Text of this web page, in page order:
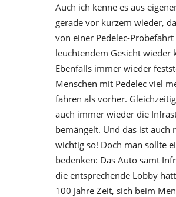
Auch ich kenne es aus
gerade vor kurzem wieder,
von einer Pedelec-
leuchtendem Gesicht wieder
Ebenfalls immer wieder
Menschen mit Pedelec viel
fahren als vorher.
auch immer wieder die
bemängelt. Und das ist auch
wichtig so! Doch man sollte
bedenken: Das Auto samt
die entsprechende Lobby
100 Jahre Zeit, sich beim